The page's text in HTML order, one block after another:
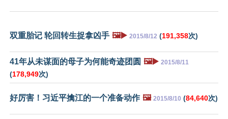
双重胎记 轮回转生捉拿凶手 🖼️▶️ 2015/8/12 (191,358次)
41年从未谋面的母子为何能奇迹团圆 🖼️▶️ 2015/8/11
(178,949次)
好厉害！习近平擒江的一个准备动作 🖼️ 2015/8/10 (84,640次)